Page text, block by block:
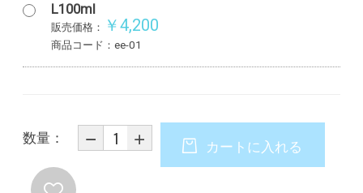
L100ml
販売価格： ￥4,200
商品コード：ee-01
数量：
カートに入れる